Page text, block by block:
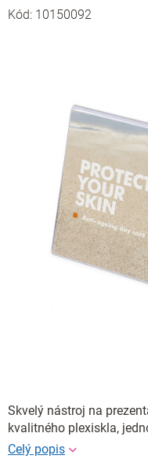
Kód: 10150092
Skvelý nástroj na
kvalitného plexiskla,